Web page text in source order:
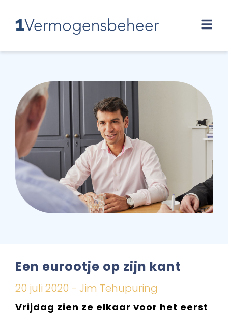
Een eurootje op zijn kant
20 juli 2020 - Jim Tehupuring
Vrijdag zien ze elkaar voor het eerst